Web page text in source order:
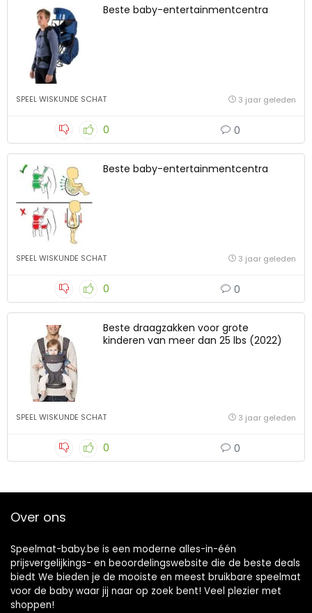
Beste baby-entertainmentcentra
SPEEL WISKUNDE SCHAT 3 jaar geleden
0 0
Beste baby-entertainmentcentra
SPEEL WISKUNDE SCHAT 3 jaar geleden
0 0
Beste draagzakken voor grote
kinderen van meer dan 25 lbs (2022)
SPEEL WISKUNDE SCHAT 3 jaar geleden
0 0
Over ons
Speelmat-baby.be is een moderne alles-in-één
prijsvergelijkings- en beoordelingswebsite die de beste deals
biedt We bieden je de mooiste en meest bruikbare speelmat
voor de baby waar jij naar op zoek bent! Veel plezier met
shoppen!